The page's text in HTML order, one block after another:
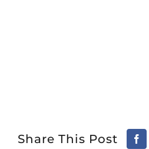
Share This Post